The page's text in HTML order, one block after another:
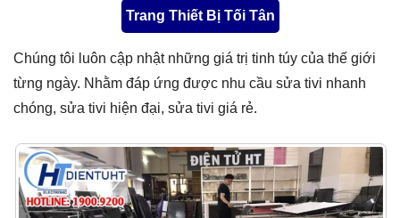
Trang Thiết Bị Tối Tân
Chúng tôi luôn cập nhật những giá trị tinh túy của thế giới
từng ngày. Nhằm đáp ứng được nhu cầu sửa tivi nhanh
chóng, sửa tivi hiện đại, sửa tivi giá rẻ.